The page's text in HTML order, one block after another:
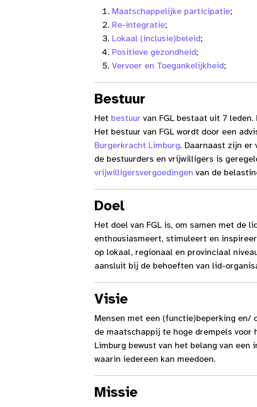
Maatschappelijke participatie;
Re-integratie;
Lokaal (inclusie)beleid;
Positieve gezondheid;
Vervoer en Toegankelijkheid;
Bestuur
Het bestuur van FGL bestaat uit 7
Het bestuur van FGL wordt door een
Burgerkracht Limburg. Daarnaast zijn er
de bestuurders en vrijwilligers is
vrijwilligersvergoedingen van de
Doel
Het doel van FGL is, om samen met de
enthousiasmeert, stimuleert en
op lokaal, regionaal en provinciaal
aansluit bij de behoeften van lid-
Visie
Mensen met een (functie)beperking en/
de maatschappij te hoge drempels voor
Limburg bewust van het belang van een
waarin iedereen kan meedoen.
Missie